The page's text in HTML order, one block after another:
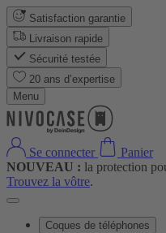
Satisfaction garantie
Livraison rapide
Sécurité testée
20 ans d’expertise
Menu
Se connecter
Panier
NOUVEAU : la protection
Trouvez la vôtre.
Coques de téléphones